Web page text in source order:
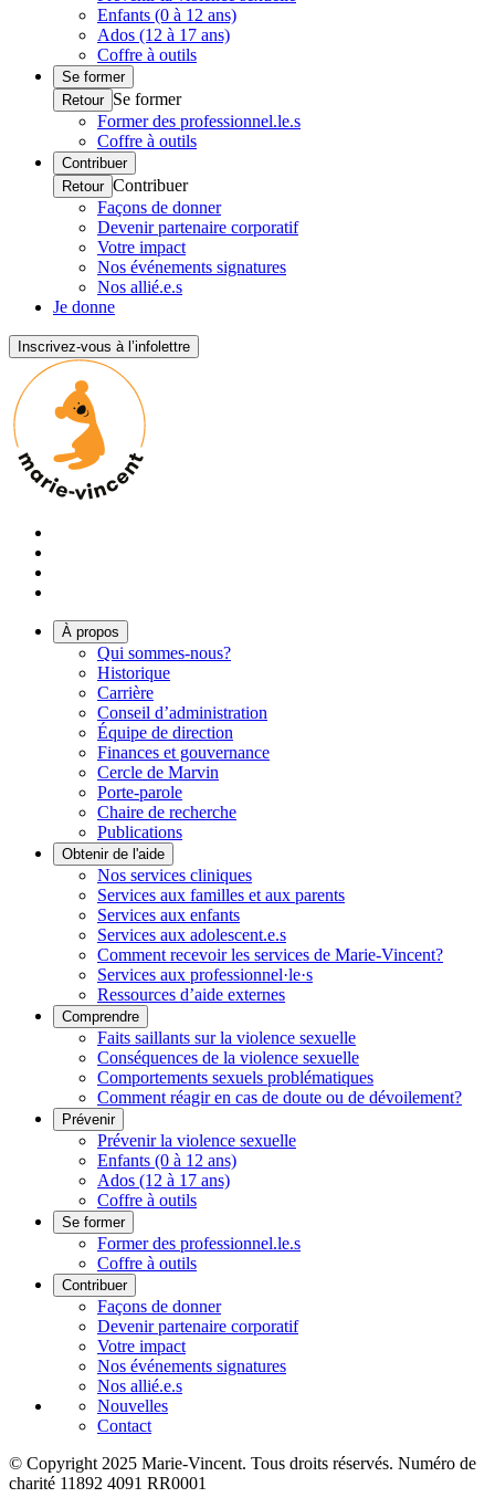
Enfants (0 à 12 ans)
Ados (12 à 17 ans)
Coffre à outils
Se former
Retour Se former
Former des professionnel.le.s
Coffre à outils
Contribuer
Retour Contribuer
Façons de donner
Devenir partenaire corporatif
Votre impact
Nos événements signatures
Nos allié.e.s
Je donne
Inscrivez-vous à l’infolettre
À propos
Qui sommes-nous?
Historique
Carrière
Conseil d’administration
Équipe de direction
Finances et gouvernance
Cercle de Marvin
Porte-parole
Chaire de recherche
Publications
Obtenir de l'aide
Nos services cliniques
Services aux familles et aux parents
Services aux enfants
Services aux adolescent.e.s
Comment recevoir les services de Marie-Vincent?
Services aux professionnel·le·s
Ressources d’aide externes
Comprendre
Faits saillants sur la violence sexuelle
Conséquences de la violence sexuelle
Comportements sexuels problématiques
Comment réagir en cas de doute ou de dévoilement?
Prévenir
Prévenir la violence sexuelle
Enfants (0 à 12 ans)
Ados (12 à 17 ans)
Coffre à outils
Se former
Former des professionnel.le.s
Coffre à outils
Contribuer
Façons de donner
Devenir partenaire corporatif
Votre impact
Nos événements signatures
Nos allié.e.s
Nouvelles
Contact
© Copyright 2025 Marie-Vincent. Tous droits réservés. Numéro de
charité 11892 4091 RR0001